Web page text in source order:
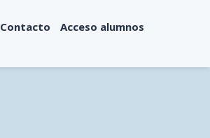
Contacto Acceso alumnos